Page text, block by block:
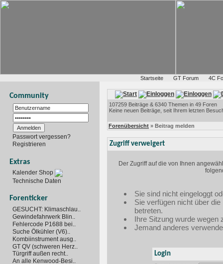
Startseite GT Forum 4C
Community
Passwort vergessen?
Registrieren
Extras
Kalender Shop
Technische Daten
Forenticker
GESUCHT: Klimaschlau..
Gewindefahrwerk Blin..
Fehlercode P1688 bei..
Suche Ölkühler (V6)..
Kombiinstrument ausg..
GT QV (schweren Herz..
Türgriff außen recht..
An alle Kenwood-Besi..
107259 Beiträge & 6340 Themen in 49 Foren
Keine neuen Beiträge, seit Ihrem letzten
Forenübersicht » Beitrag melden
Zugriff verweigert
Der Zugriff auf die von Ihnen
Sie sind nicht eingeloggt
Sie verfügen nicht über
betreten.
Ihre Sitzung wurde wegen
Jemand anderes
Login